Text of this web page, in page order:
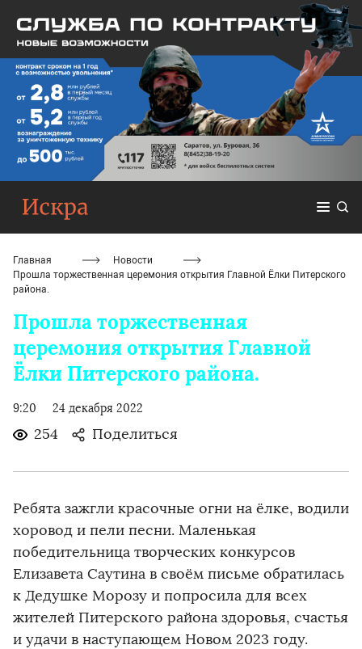
Главная
Новости
Прошла торжественная церемония открытия Главной Ёлки Питерского
района.
Прошла торжественная
церемония открытия Главной
Ёлки Питерского района.
9:20 24 декабря 2022
254 Поделиться
Ребята зажгли красочные огни на ёлке, водили
хоровод и пели песни. Маленькая
победительница творческих конкурсов
Елизавета Саутина в своём письме обратилась
к Дедушке Морозу и попросила для всех
жителей Питерского района здоровья, счастья
и удачи в наступающем Новом 2023 году.